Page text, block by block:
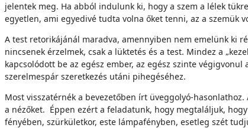
jelentek meg. Ha abból indulunk ki, hogy a szem a lélek
egyetlen, ami egyedivé tudta volna őket tenni, az a szemük
A test retorikájánál maradva, amennyiben nem emelünk ki
nincsenek érzelmek, csak a lüktetés és a test. Mindez a
kapcsolódott be az egész ember, az egész szinte
szerelmespár szeretkezés utáni pihegéséhez.
Most visszatérnék a bevezetőben írt üveggolyó-
a nézőket. Éppen ezért a feladatunk, hogy megtaláljuk,
fényében, szürkületkor, este lámpafényben, esetleg szét